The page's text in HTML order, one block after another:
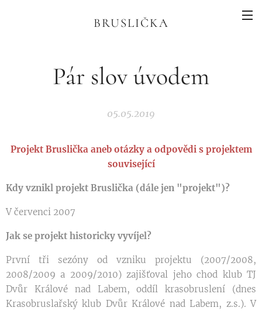
BRUSLIČKA
Pár slov úvodem
05.05.2019
Projekt Bruslička aneb otázky a odpovědi s projektem
související
Kdy vznikl projekt Bruslička (dále jen "projekt")?
V červenci 2007
Jak se projekt historicky vyvíjel?
První tři sezóny od vzniku projektu (2007/2008,
2008/2009 a 2009/2010) zajišťoval jeho chod klub TJ
Dvůr Králové nad Labem, oddíl krasobruslení (dnes
Krasobruslařský klub Dvůr Králové nad Labem, z.s.). V